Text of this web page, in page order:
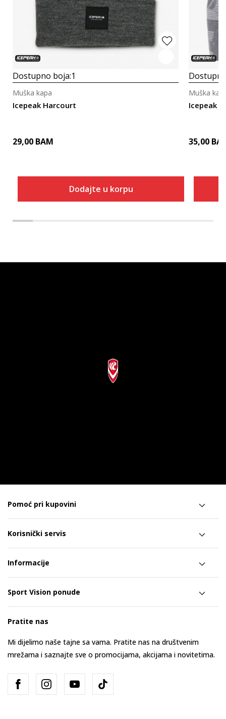
Dostupno boja:1
Icepeak Harcourt
Muška kapa
29,00 BAM
Dodajte u korpu
Icepeak
Muška
35,00
Pomoć pri kupovini
Korisnički servis
Informacije
Sport Vision ponude
Pratite nas
Mi dijelimo naše tajne sa vama. Pratite nas na društvenim
mrežama i saznajte sve o promocijama, akcijama i novitetima.